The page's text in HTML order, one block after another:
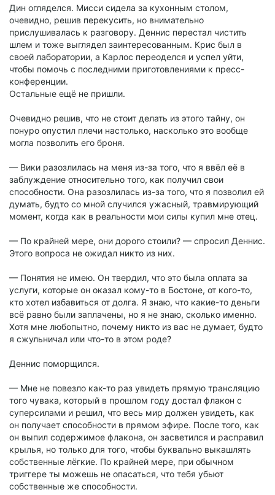
Дин огляделся. Мисси сидела за кухонным столом,
очевидно, решив перекусить, но внимательно
прислушивалась к разговору. Деннис перестал чистить
шлем и тоже выглядел заинтересованным. Крис был в
своей лаборатории, а Карлос переоделся и успел уйти,
чтобы помочь с последними приготовлениями к пресс-
конференции.
Остальные ещё не пришли.
Очевидно решив, что не стоит делать из этого тайну, он
понуро опустил плечи настолько, насколько это вообще
могла позволить его броня.
— Вики разозлилась на меня из-за того, что я ввёл её в
заблуждение относительно того, как получил свои
способности. Она разозлилась из-за того, что я позволил ей
думать, будто со мной случился ужасный, травмирующий
момент, когда как в реальности мои силы купил мне отец.
— По крайней мере, они дорого стоили? — спросил Деннис.
Этого вопроса не ожидал никто из них.
— Понятия не имею. Он твердил, что это была оплата за
услуги, которые он оказал кому-то в Бостоне, от кого-то,
кто хотел избавиться от долга. Я знаю, что какие-то деньги
всё равно были заплачены, но я не знаю, сколько именно.
Хотя мне любопытно, почему никто из вас не думает, будто
я сжульничал или что-то в этом роде?
Деннис поморщился.
— Мне не повезло как-то раз увидеть прямую трансляцию
того чувака, который в прошлом году достал флакон с
суперсилами и решил, что весь мир должен увидеть, как
он получает способности в прямом эфире. После того, как
он выпил содержимое флакона, он засветился и расправил
крылья, но только для того, чтобы буквально выкашлять
собственные лёгкие. По крайней мере, при обычном
триггере ты можешь не опасаться, что тебя убьют
собственные же способности.